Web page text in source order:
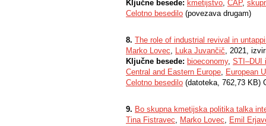
Ključne besede: kmetijstvo, CAP,
Celotno besedilo (povezava drugam)
8. The role of industrial revival in
Marko Lovec, Luka Juvančič, 2021,
Ključne besede: bioeconomy, STI–DUI
Central and Eastern Europe, European
Celotno besedilo (datoteka, 762,73 KB)
9. Bo skupna kmetijska politika talka
Tina Fistravec, Marko Lovec, Emil